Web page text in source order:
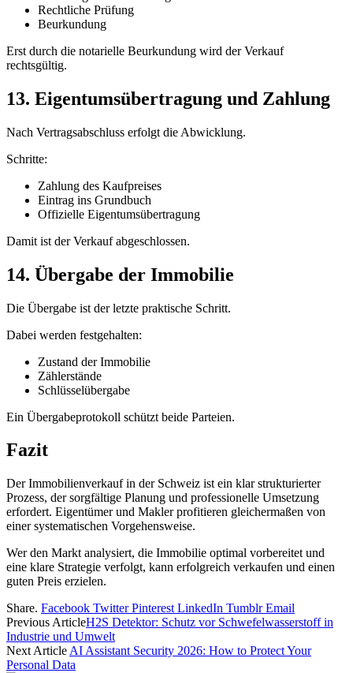
Rechtliche Prüfung
Beurkundung
Erst durch die notarielle Beurkundung wird der Verkauf
rechtsgültig.
13. Eigentumsübertragung und Zahlung
Nach Vertragsabschluss erfolgt die Abwicklung.
Schritte:
Zahlung des Kaufpreises
Eintrag ins Grundbuch
Offizielle Eigentumsübertragung
Damit ist der Verkauf abgeschlossen.
14. Übergabe der Immobilie
Die Übergabe ist der letzte praktische Schritt.
Dabei werden festgehalten:
Zustand der Immobilie
Zählerstände
Schlüsselübergabe
Ein Übergabeprotokoll schützt beide Parteien.
Fazit
Der Immobilienverkauf in der Schweiz ist ein klar strukturierter
Prozess, der sorgfältige Planung und professionelle Umsetzung
erfordert. Eigentümer und Makler profitieren gleichermaßen von
einer systematischen Vorgehensweise.
Wer den Markt analysiert, die Immobilie optimal vorbereitet und
eine klare Strategie verfolgt, kann erfolgreich verkaufen und einen
guten Preis erzielen.
Share. Facebook Twitter Pinterest LinkedIn Tumblr Email
Previous ArticleH2S Detektor: Schutz vor Schwefelwasserstoff in
Industrie und Umwelt
Next Article AI Assistant Security 2026: How to Protect Your
Personal Data